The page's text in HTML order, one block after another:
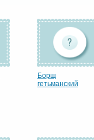
Борщ
гетьманский